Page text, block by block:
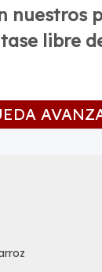
nuestros
libre